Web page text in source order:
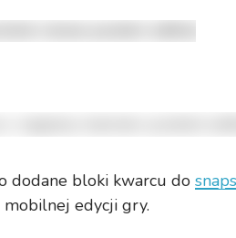
dodane bloki kwarcu do
mobilnej edycji gry.